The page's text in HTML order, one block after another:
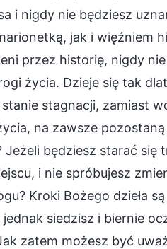
i nigdy nie będziesz
jak i więźniem
przez historię, nigdy
życia. Dzieje się tak
stagnacji, zamiast
na zawsze
będziesz starać
i nie spróbujesz
Kroki Bożego dzieła
siedzisz i biernie
zatem możesz być